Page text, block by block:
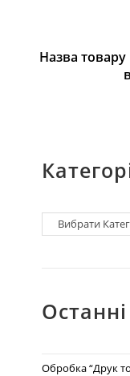
Назва
Останні
Обробка “Друк